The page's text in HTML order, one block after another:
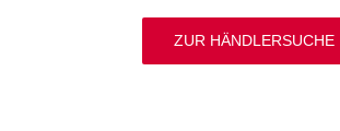
ZUR HÄNDLERSUCHE